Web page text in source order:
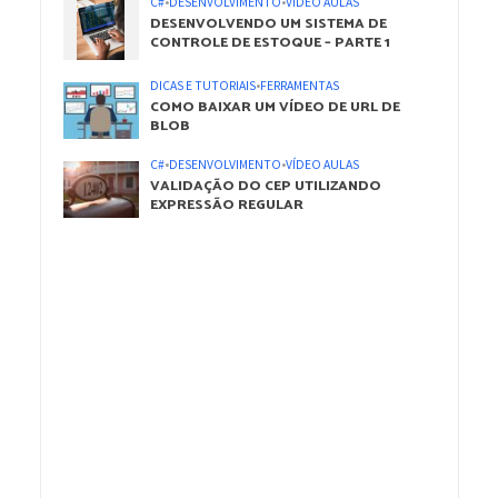
DESENVOLVENDO UM SISTEMA DE
CONTROLE DE ESTOQUE – PARTE 1
DICAS E TUTORIAIS•FERRAMENTAS
COMO BAIXAR UM VÍDEO DE URL DE
BLOB
C#•DESENVOLVIMENTO•VÍDEO AULAS
VALIDAÇÃO DO CEP UTILIZANDO
EXPRESSÃO REGULAR